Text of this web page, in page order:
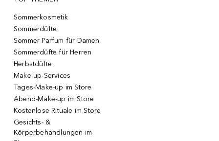
Sommerkosmetik
Sommerdüfte
Sommer Parfum für Damen
Sommerdüfte für Herren
Herbstdüfte
Make-up-Services
Tages-Make-up im Store
Abend-Make-up im Store
Kostenlose Rituale im Store
Gesichts- &
Körperbehandlungen im